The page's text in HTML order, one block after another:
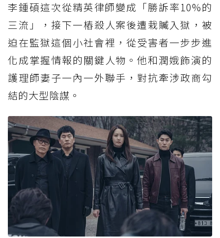
李鍾碩這次從精英律師變成「勝訴率10%的
三流」，接下一樁殺人案後遭栽贓入獄，被
迫在監獄這個小社會裡，從受害者一步步進
化成掌握情報的關鍵人物。他和潤娥飾演的
護理師妻子一內一外聯手，對抗牽涉政商勾
結的大型陰謀。